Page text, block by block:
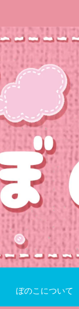
ぼのこについて